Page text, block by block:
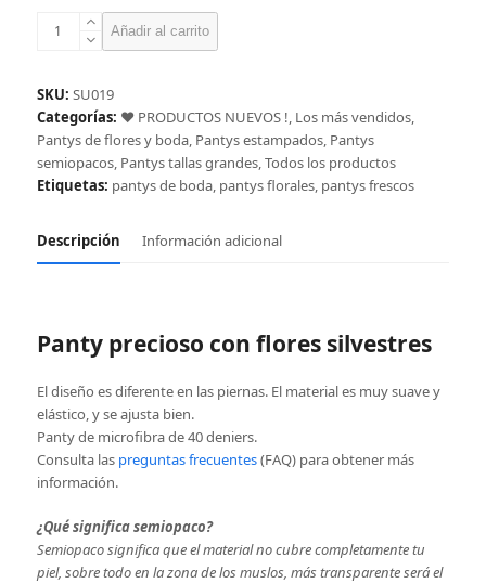
Panty
verdes
cantidad
Añadir al carrito
SKU: SU019
Categorías: ❤️ PRODUCTOS NUEVOS !, Los más vendidos,
Pantys de flores y boda, Pantys estampados, Pantys
semiopacos, Pantys tallas grandes,Todos los productos
Etiquetas: pantys de boda, pantys florales, pantys frescos
Descripción Información adicional
Panty precioso con flores silvestres
El diseño es diferente en las piernas. El material es muy suave y
elástico, y se ajusta bien.
Panty de microfibra de 40 deniers.
Consulta las preguntas frecuentes(FAQ) para obtener más
información.
¿Qué significa semiopaco?
Semiopaco significa que el material no cubre completamente tu
piel, sobre todo en la zona de los muslos, más transparente será el